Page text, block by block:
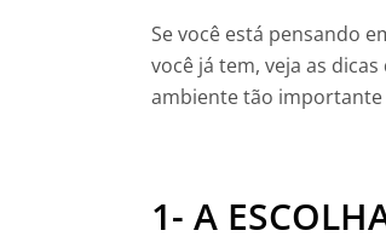
Se você está pensando
você já tem, veja as
ambiente tão importante
1- A